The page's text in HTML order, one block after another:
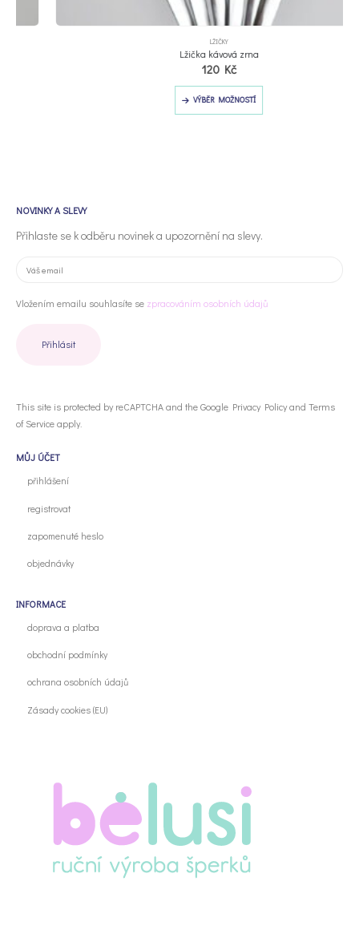
Tento produkt má více variant. Možnosti lze vybrat na stránce produktu
Lžička kávová zrna
VÝBĚR MOŽNOSTÍ
Tento produkt má více variant. Možnosti lze vybrat na stránce produktu
NOVINKY A SLEVY
Přihlaste se k odběru novinek a upozornění na slevy.
Vložením emailu souhlasíte se zpracováním osobních údajů
This site is protected by reCAPTCHA and the Google Privacy Policyand Terms
of Serviceapply.
MŮJ ÚČET
přihlášení
registrovat
zapomenuté heslo
objednávky
INFORMACE
doprava a platba
obchodní podmínky
ochrana osobních údajů
Zásady cookies (EU)